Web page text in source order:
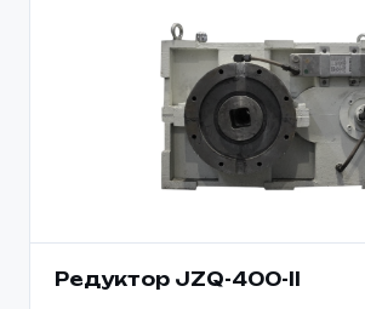
Редуктор JZQ-400-II